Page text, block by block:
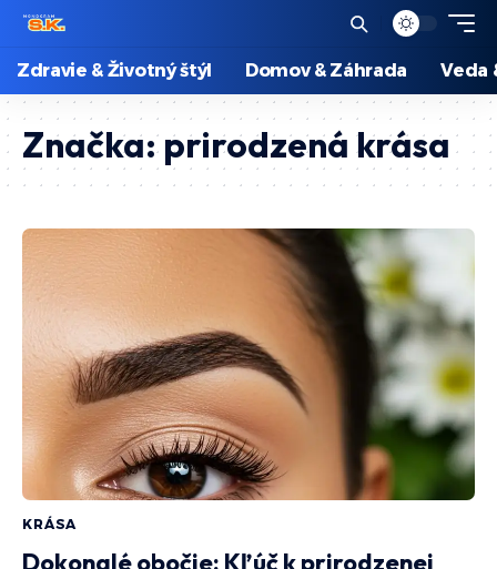
Zdravie & Životný štýl Domov & Záhrada Veda
Značka:prirodzená krása
KRÁSA
Dokonalé obočie: Kľúč k prirodzenej